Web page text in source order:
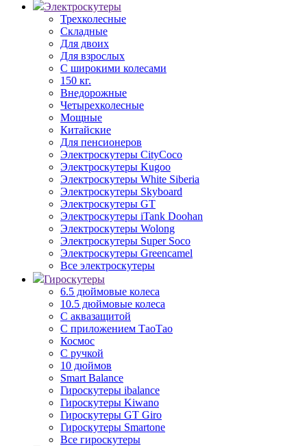
Электроскутеры
Трехколесные
Складные
Для двоих
Для взрослых
С широкими колесами
150 кг.
Внедорожные
Четырехколесные
Мощные
Китайские
Для пенсионеров
Электроскутеры CityCoco
Электроскутеры Kugoo
Электроскутеры White Siberia
Электроскутеры Skyboard
Электроскутеры GT
Электроскутеры iTank Doohan
Электроскутеры Wolong
Электроскутеры Super Soco
Электроскутеры Greencamel
Все электроскутеры
Гироскутеры
6.5 дюймовые колеса
10.5 дюймовые колеса
С аквазащитой
С приложением ТаоТао
Космос
С ручкой
10 дюймов
Smart Balance
Гироскутеры ibalance
Гироскутеры Kiwano
Гироскутеры GT Giro
Гироскутеры Smartone
Все гироскутеры